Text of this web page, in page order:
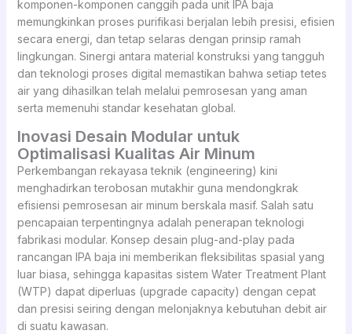
komponen-komponen canggih pada unit IPA baja
memungkinkan proses purifikasi berjalan lebih presisi, efisien
secara energi, dan tetap selaras dengan prinsip ramah
lingkungan. Sinergi antara material konstruksi yang tangguh
dan teknologi proses digital memastikan bahwa setiap tetes
air yang dihasilkan telah melalui pemrosesan yang aman
serta memenuhi standar kesehatan global.
Inovasi Desain Modular untuk
Optimalisasi Kualitas Air Minum
Perkembangan rekayasa teknik (engineering) kini
menghadirkan terobosan mutakhir guna mendongkrak
efisiensi pemrosesan air minum berskala masif. Salah satu
pencapaian terpentingnya adalah penerapan teknologi
fabrikasi modular. Konsep desain plug-and-play pada
rancangan IPA baja ini memberikan fleksibilitas spasial yang
luar biasa, sehingga kapasitas sistem Water Treatment Plant
(WTP) dapat diperluas (upgrade capacity) dengan cepat
dan presisi seiring dengan melonjaknya kebutuhan debit air
di suatu kawasan.